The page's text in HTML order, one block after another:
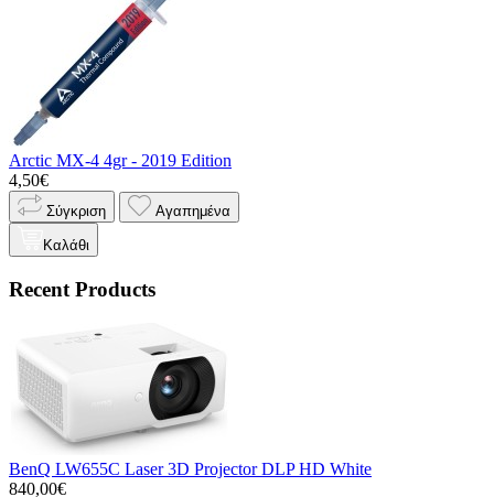
Arctic MX-4 4gr - 2019 Edition
4,50€
Σύγκριση Αγαπημένα
Καλάθι
Recent Products
BenQ LW655C Laser 3D Projector DLP HD White
840,00€